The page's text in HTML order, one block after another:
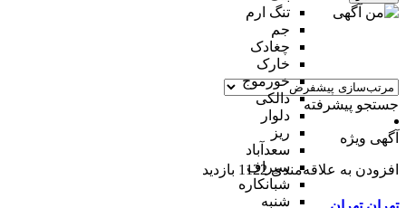
تنگ ارم
جم
چغادک
خارک
خورموج
دالکی
دلوار
ریز
سعدآباد
سیراف
شبانکاره
شنبه
جستجو پیشرفته
آگهی ویژه
افزودن به علاقه‌مندی 1122 بازدید